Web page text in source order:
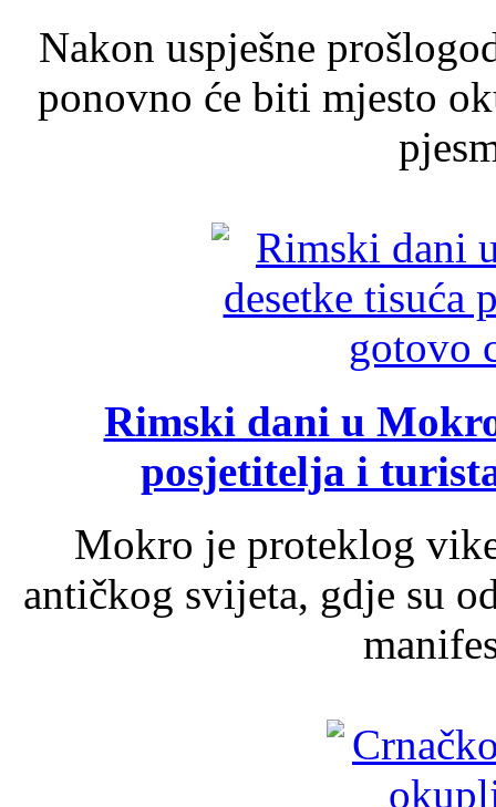
Nakon uspješne
ponovno će biti mjesto
Rimski dani u
posjetitelja i
Mokro je proteklog
antičkog svijeta, gdje su